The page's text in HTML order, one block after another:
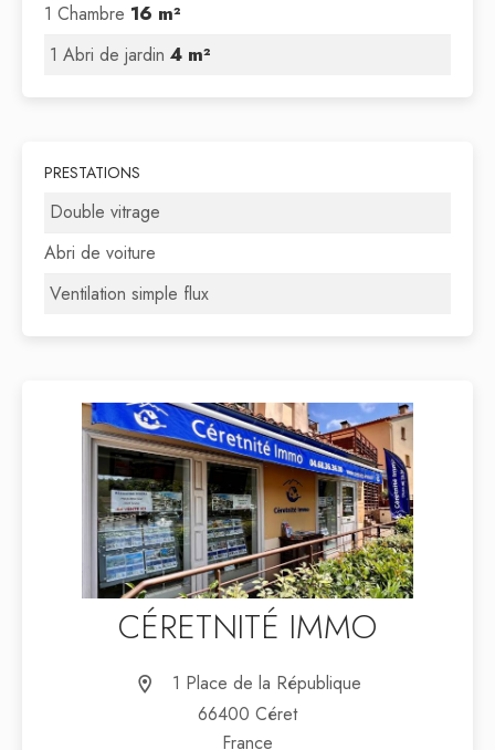
1 Chambre 16 m²
1 Abri de jardin 4 m²
PRESTATIONS
Double vitrage
Abri de voiture
Ventilation simple flux
CÉRETNITÉ IMMO
1 Place de la République
66400 Céret
France